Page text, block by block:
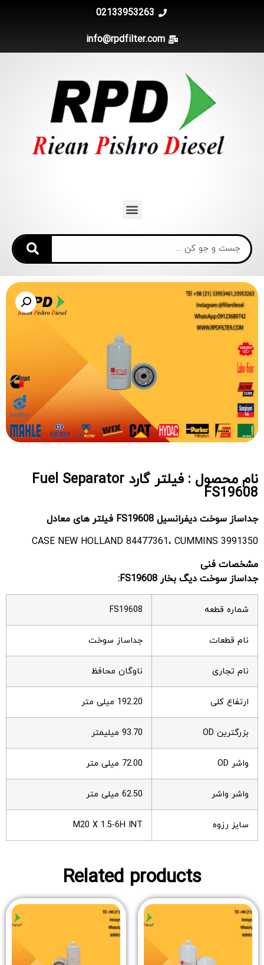
02133953263
info@rpdfilter.com
نام محصول : فيلتر گارد Fuel Separator
FS19608
جداساز سوخت دیفرانسیل FS19608 فیلتر های معادل
CASE NEW HOLLAND 84477361، CUMMINS 3991350
مشخصات فنی
جداساز سوخت دیگ بخار FS19608:
شماره قطعه FS19608
نام قطعات جداساز سوخت
نام تجاری ناوگان محافظ
ارتفاع کلی 192.20 میلی متر
بزرگترین OD 93.70 میلیمتر
واشر OD 72.00 میلی متر
واشر واشر 62.50 میلی متر
سایز رزوه M20 X 1.5-6H INT
Related products